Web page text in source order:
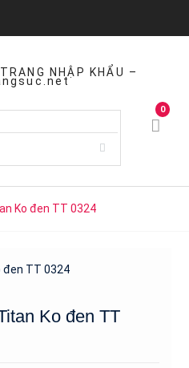
NHẬP KHẨU –
0
Ko đen TT 0324
Ko đen TT